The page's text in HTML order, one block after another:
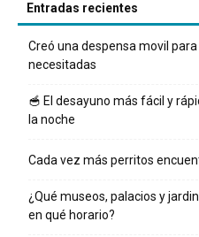
Entradas recientes
Creó una despensa movil
necesitadas
🥣 El desayuno más fácil y
la noche
Cada vez más perritos
¿Qué museos, palacios y
en qué horario?